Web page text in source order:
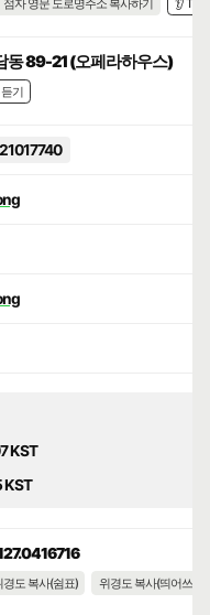
점자 영문 도로명주소 복사하기 👂 TTS
동 89-21 (오페라하우스)
듣기
KST
KST
경도 복사(쉼표)
위경도 복사(띄어쓰기)